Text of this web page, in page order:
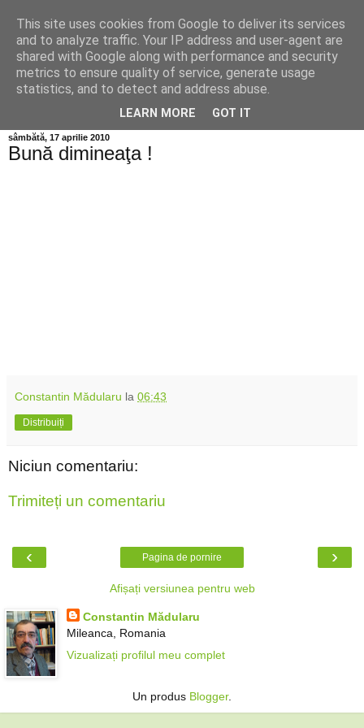
Info MILEANCA
BINE AȚI VENIT! *Jurnal online de informație și opinie;
Vineri 07 August, 2026
sâmbătă, 17 aprilie 2010
Bună dimineaţa !
Constantin Mădularu la 06:43
Distribuiți
Niciun comentariu:
Trimiteți un comentariu
‹ ›
Pagina de pornire
Afișați versiunea pentru web
Constantin Mădularu
Mileanca, Romania
Vizualizați profilul meu complet
Un produs Blogger.
This site uses cookies from Google to deliver its services
and to analyze traffic. Your IP address and user-agent are
shared with Google along with performance and security
metrics to ensure quality of service, generate usage
statistics, and to detect and address abuse.
LEARN MORE GOT IT